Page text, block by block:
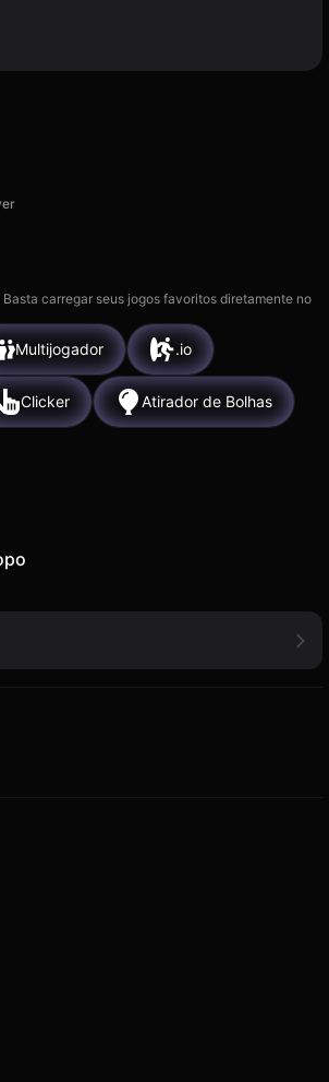
carregar seus jogos favoritos diretamente no
Multijogador .io
Clicker Atirador de Bolhas